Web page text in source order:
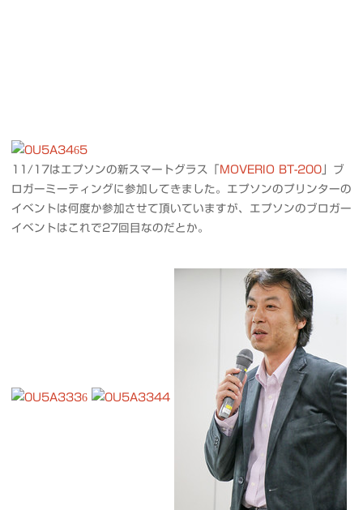
11/17はエプソンの新スマートグラス「 MOVERIO BT-200」ブ
ロガーミーティングに参加してきました。エプソンのプリンターの
イベントは何度か参加させて頂いていますが、エプソンのブロガー
イベントはこれで27回目なのだとか。